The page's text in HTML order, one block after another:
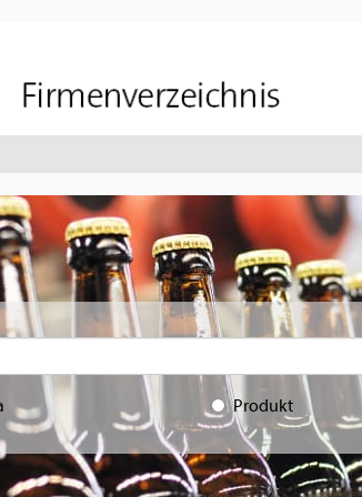
Produkt